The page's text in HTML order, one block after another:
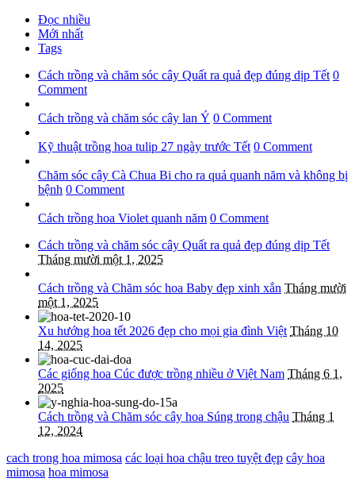
Đọc nhiều
Mới nhất
Tags
Cách trồng và chăm sóc cây Quất ra quả đẹp đúng dịp Tết 0
Comment
Cách trồng và chăm sóc cây lan Ý 0 Comment
Kỹ thuật trồng hoa tulip 27 ngày trước Tết 0 Comment
Chăm sóc cây Cà Chua Bi cho ra quả quanh năm và không bị
bệnh 0 Comment
Cách trồng hoa Violet quanh năm 0 Comment
Cách trồng và chăm sóc cây Quất ra quả đẹp đúng dịp Tết
Tháng mười một 1, 2025
Cách trồng và Chăm sóc hoa Baby đẹp xinh xắn Tháng mười
một 1, 2025
Xu hướng hoa tết 2026 đẹp cho mọi gia đình Việt Tháng 10
14, 2025
Các giống hoa Cúc được trồng nhiều ở Việt Nam Tháng 6 1,
2025
Cách trồng và Chăm sóc cây hoa Súng trong chậu Tháng 1
12, 2024
cach trong hoa mimosa các loại hoa chậu treo tuyệt đẹp cây hoa
mimosa hoa mimosa